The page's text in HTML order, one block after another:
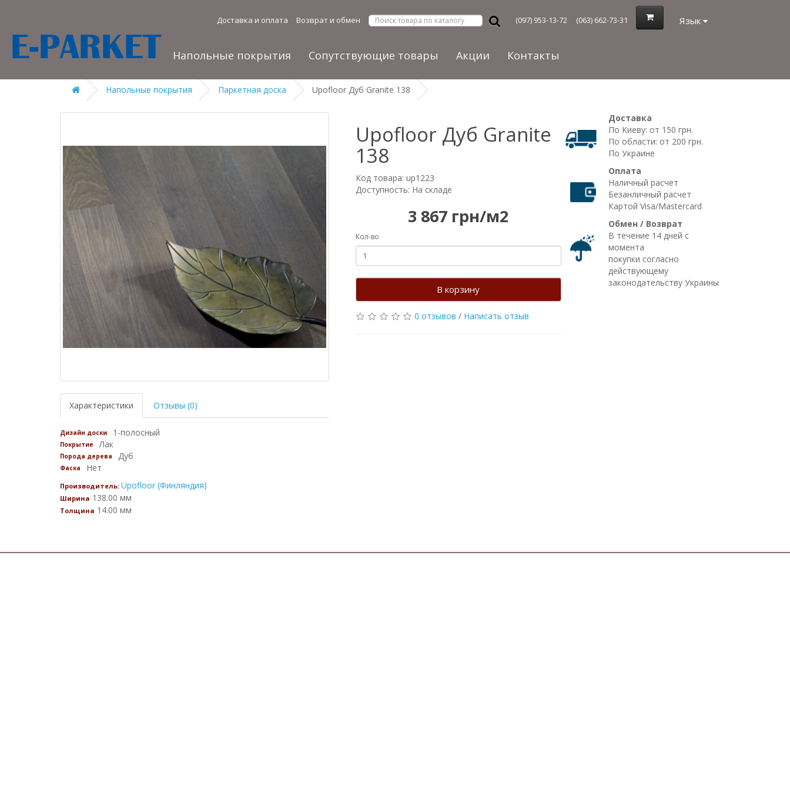
Доставка и оплата Возврат и обмен (097) 953-13-72 (063) 662-73-31 Язык
Напольные покрытия Сопутствующие товары Акции Контакты
Напольные покрытия Паркетная доска Upofloor Дуб Granite 138
Характеристики Отзывы (0)
Дизайн доски 1-полосный
Покрытие Лак
Порода дерева Дуб
Фаска Нет
Производитель: Upofloor (Финляндия)
Ширина 138.00 мм
Толщина 14.00 мм
Upofloor Дуб Granite
138
Код товара: up1223
Доступность: На складе
3 867 грн/м2
Кол-во
В корзину
0 отзывов / Написать отзыв
Доставка
По Киеву: от 150 грн.
По области: от 200 грн.
По Украине
Оплата
Наличный расчет
Безанличный расчет
Картой Visa/Mastercard
Обмен / Возврат
В течение 14 дней с
момента
покупки согласно
действующему
законодательству Украины